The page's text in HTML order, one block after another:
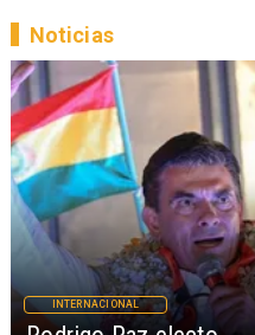
INTERNACIONAL
Noticias